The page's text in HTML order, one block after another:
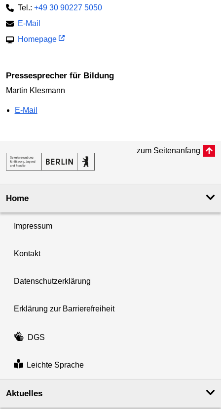
Tel.: +49 30 90227 5050
E-Mail
Homepage
Pressesprecher für Bildung
Martin Klesmann
E-Mail
zum Seitenanfang
Home
Impressum
Kontakt
Datenschutzerklärung
Erklärung zur Barrierefreiheit
DGS
Leichte Sprache
Aktuelles